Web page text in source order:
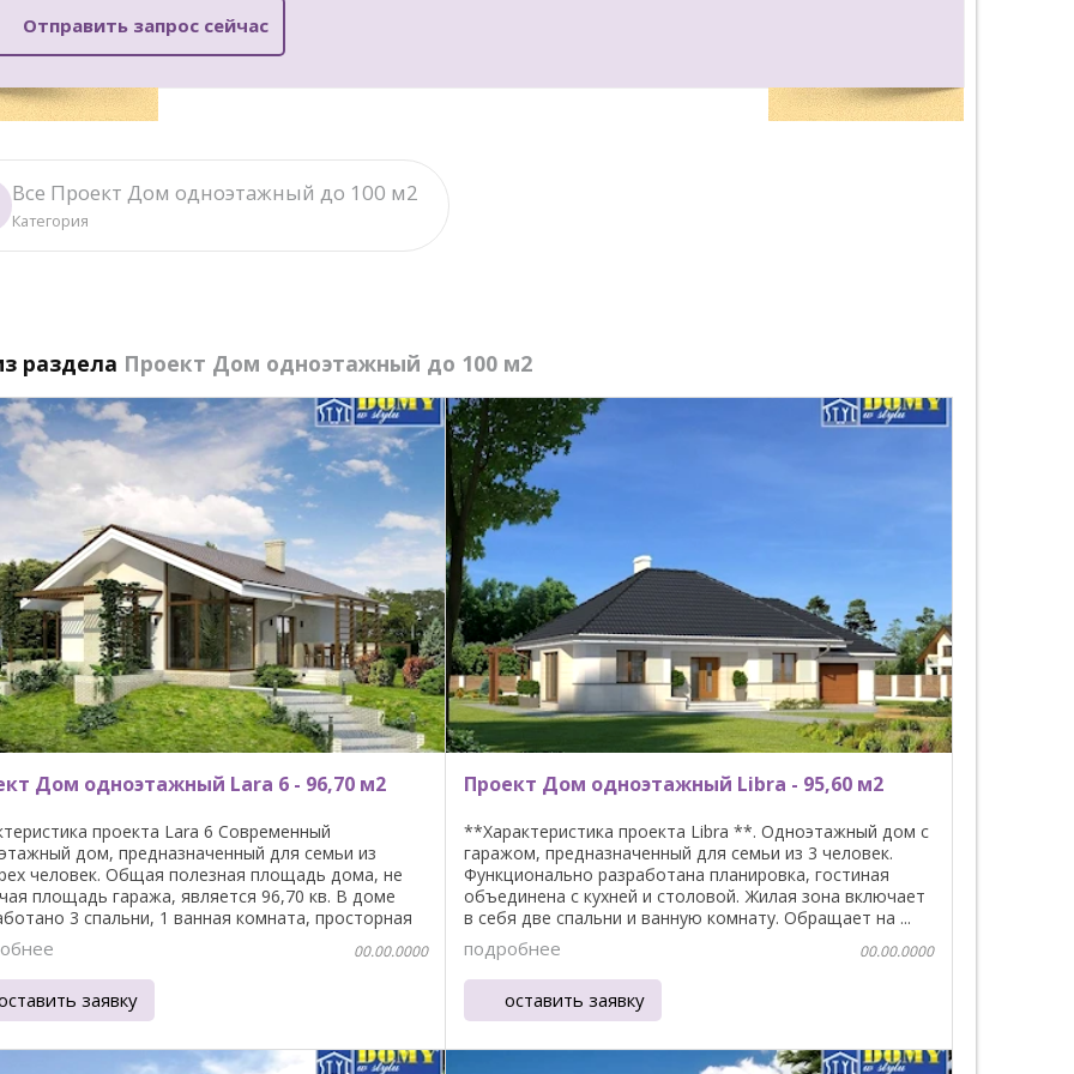
Отправить запрос сейчас
Все Проект Дом одноэтажный до 100 м2
Категория
раздела Проект Дом одноэтажный до 100 м2
Дом одноэтажный Lara 6 - 96,70 м2
проекта Lara 6 Современный
дом, предназначенный для семьи из
человек. Общая полезная площадь дома, не
площадь гаража, является 96,70 кв. В доме
3 спальни, 1 ванная комната, просторная
...
00.00.0000
заявку
Проект Дом одноэтажный Libra - 95,60 м2
**Характеристика проекта Libra **. Одноэтажный дом с
гаражом, предназначенный для семьи из 3 человек.
Функционально разработана планировка, гостиная
объединена с кухней и столовой. Жилая зона включает
в себя две спальни и ванную комнату. Обращает на ...
подробнее 00.00.0000
оставить заявку